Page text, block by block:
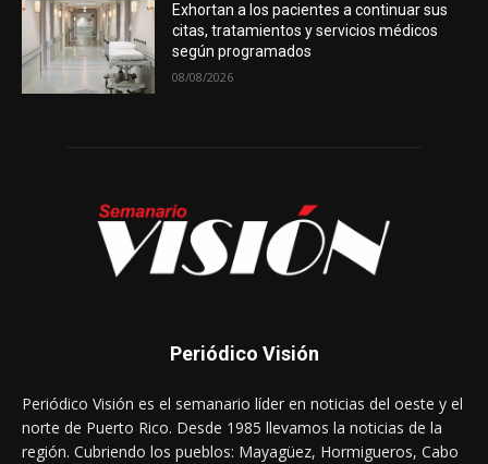
Exhortan a los pacientes a continuar sus
citas, tratamientos y servicios médicos
según programados
08/08/2026
Periódico Visión
Periódico Visión es el semanario líder en noticias del oeste y el
norte de Puerto Rico. Desde 1985 llevamos la noticias de la
región. Cubriendo los pueblos: Mayagüez, Hormigueros, Cabo